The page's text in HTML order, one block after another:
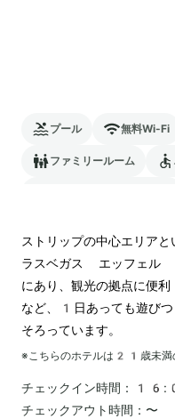
プール 無料Wi-Fi
ファミリールーム
ストリップの中心エリア
ラスベガス エッフェル
にあり、観光の拠点に便
など、1日あっても遊びつ
そろっています。
※こちらのホテルは 21 歳未満
チェックイン時間：
チェックアウト時間： 〜